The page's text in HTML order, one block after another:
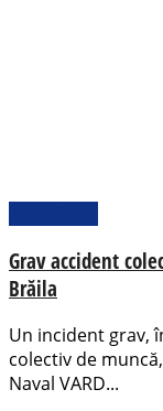
Grav accident
Brăila
Un incident grav,
colectiv de
Naval VARD...